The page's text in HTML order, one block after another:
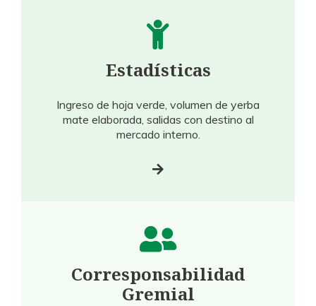
Estadísticas
Ingreso de hoja verde, volumen de yerba
mate elaborada, salidas con destino al
mercado interno.
Corresponsabilidad
Gremial